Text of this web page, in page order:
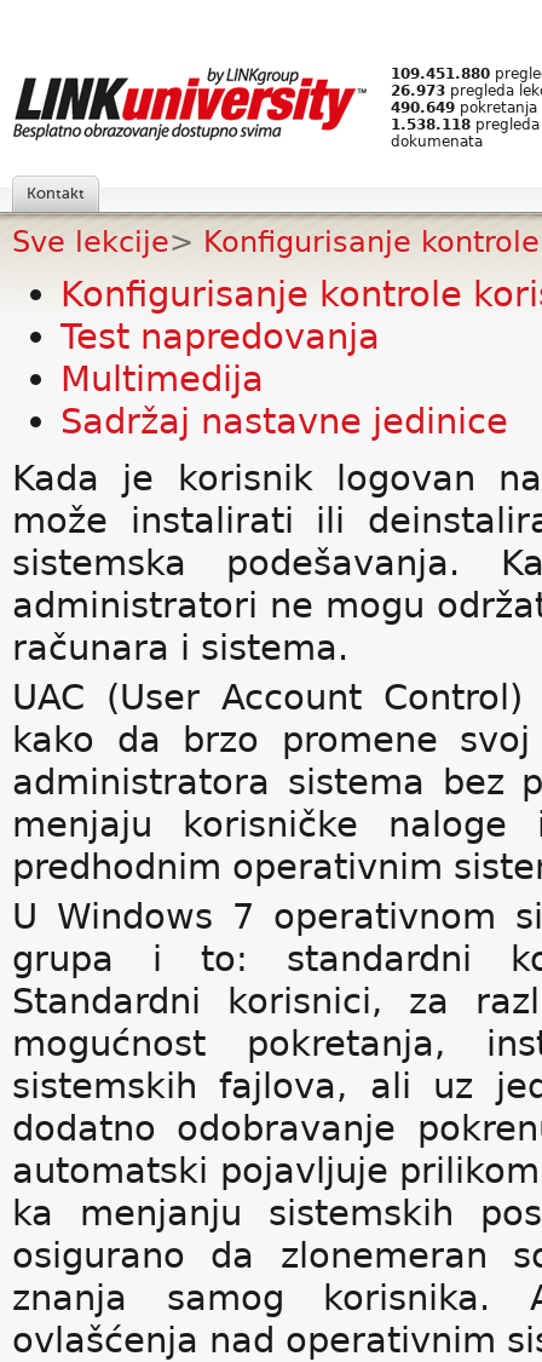
109.451.880
26.973 pregleda
490.649 pokretanja
1.538.118
dokumenata
Kontakt
Sve lekcije> Konfigurisanje
Konfigurisanje kontrole
Test napredovanja
Multimedija
Sadržaj nastavne jedinice
Kada je korisnik logovan
može instalirati ili
sistemska
administratori ne mogu
računara i sistema.
UAC (User Account
kako da brzo promene
administratora sistema bez
menjaju korisničke
predhodnim operativnim
U Windows 7 operativnom
grupa i to: standardni
Standardni korisnici, za
mogućnost pokretanja,
sistemskih fajlova, ali uz
dodatno odobravanje
automatski pojavljuje
ka menjanju sistemskih
osigurano da zlonemeran
znanja samog korisnika.
ovlašćenja nad operativnim